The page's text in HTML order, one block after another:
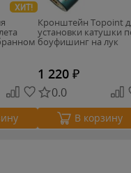
ХИТ!
Кронштейн Topoint
установки катушки
боуфишинг на лук
1 220 ₽
0.0
В корзину